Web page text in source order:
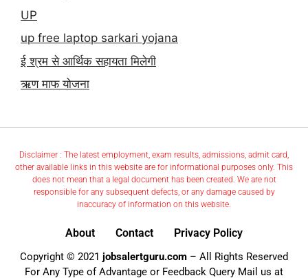
UP
up free laptop sarkari yojana
ई श्रम से आर्थिक सहायता मिलेगी
ऋण माफ योजना
Disclaimer : The latest employment, exam results, admissions, admit card,
other available links in this website are for informational purposes only. This
does not mean that a legal document has been created. We are not
responsible for any subsequent defects, or any damage caused by
inaccuracy of information on this website.
About Contact Privacy Policy
Copyright © 2021 jobsalertguru.com – All Rights Reserved
For Any Type of Advantage or Feedback Query Mail us at